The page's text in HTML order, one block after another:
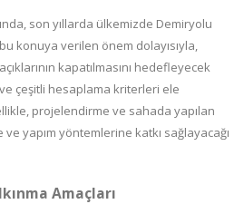
son yıllarda ülkemizde Demiryolu
bu konuya verilen önem dolayısıyla,
kapatılmasını hedefleyecek
çeşitli hesaplama kriterleri ele
projelendirme ve sahada yapılan
yapım yöntemlerine katkı sağlayacağı
Amaçları